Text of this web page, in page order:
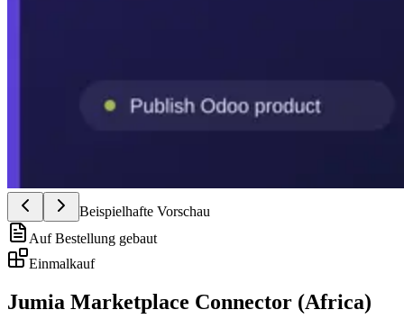
Beispielhafte Vorschau
Auf Bestellung gebaut
Einmalkauf
Jumia Marketplace Connector (Africa)